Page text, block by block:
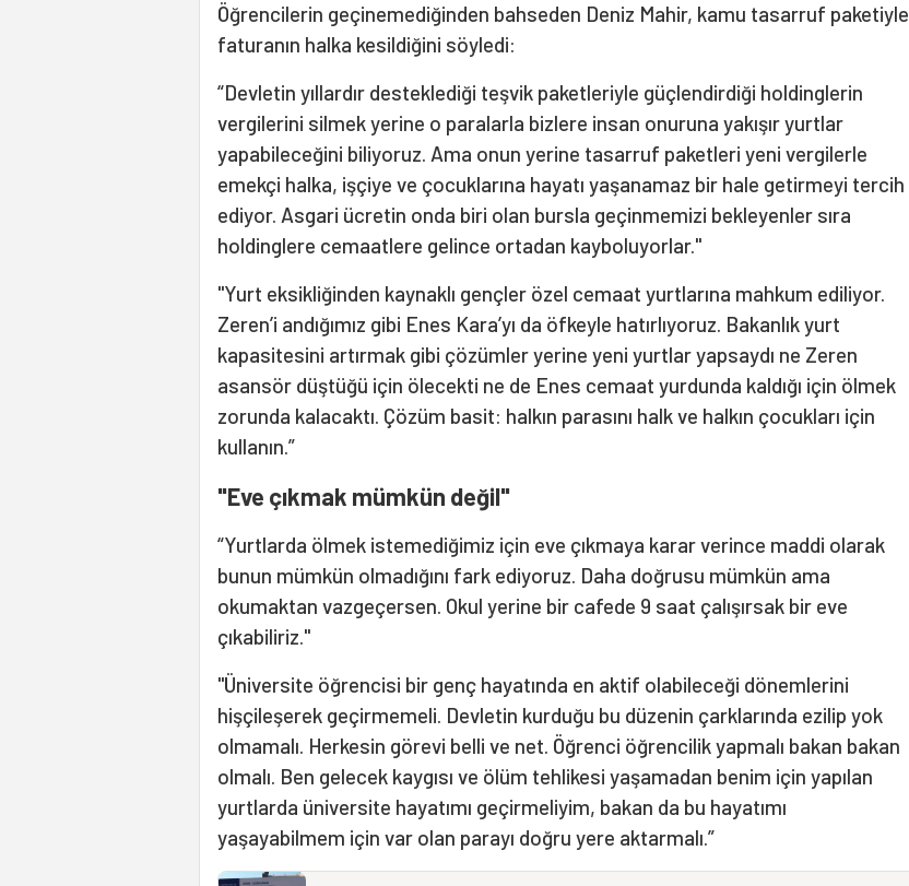
Öğrencilerin geçinemediğinden bahseden Deniz Mahir, kamu tasarruf paketiyle
faturanın halka kesildiğini söyledi:
“Devletin yıllardır desteklediği teşvik paketleriyle güçlendirdiği holdinglerin
vergilerini silmek yerine o paralarla bizlere insan onuruna yakışır yurtlar
yapabileceğini biliyoruz. Ama onun yerine tasarruf paketleri yeni vergilerle
emekçi halka, işçiye ve çocuklarına hayatı yaşanamaz bir hale getirmeyi tercih
ediyor. Asgari ücretin onda biri olan bursla geçinmemizi bekleyenler sıra
holdinglere cemaatlere gelince ortadan kayboluyorlar."
"Yurt eksikliğinden kaynaklı gençler özel cemaat yurtlarına mahkum ediliyor.
Zeren’i andığımız gibi Enes Kara’yı da öfkeyle hatırlıyoruz. Bakanlık yurt
kapasitesini artırmak gibi çözümler yerine yeni yurtlar yapsaydı ne Zeren
asansör düştüğü için ölecekti ne de Enes cemaat yurdunda kaldığı için ölmek
zorunda kalacaktı. Çözüm basit: halkın parasını halk ve halkın çocukları için
kullanın.”
"Eve çıkmak mümkün değil"
“Yurtlarda ölmek istemediğimiz için eve çıkmaya karar verince maddi olarak
bunun mümkün olmadığını fark ediyoruz. Daha doğrusu mümkün ama
okumaktan vazgeçersen. Okul yerine bir cafede 9 saat çalışırsak bir eve
çıkabiliriz."
"Üniversite öğrencisi bir genç hayatında en aktif olabileceği dönemlerini
hişçileşerek geçirmemeli. Devletin kurduğu bu düzenin çarklarında ezilip yok
olmamalı. Herkesin görevi belli ve net. Öğrenci öğrencilik yapmalı bakan bakan
olmalı. Ben gelecek kaygısı ve ölüm tehlikesi yaşamadan benim için yapılan
yurtlarda üniversite hayatımı geçirmeliyim, bakan da bu hayatımı
yaşayabilmem için var olan parayı doğru yere aktarmalı.”